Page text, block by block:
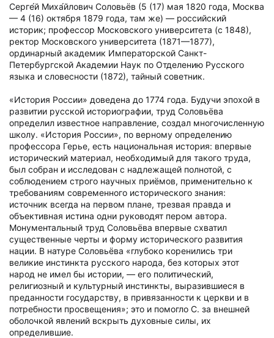
а
н
и
я
Серге́й Миха́йлович Соловьёв (5 (17) мая 1820 года, Москва
— 4 (16) октября 1879 года, там же) — российский
историк; профессор Московского университета (с 1848),
ректор Московского университета (1871—1877),
ординарный академик Императорской Санкт-
Петербургской Академии Наук по Отделению Русского
языка и словесности (1872), тайный советник.
«История России» доведена до 1774 года. Будучи эпохой в
развитии русской историографии, труд Соловьёва
определил известное направление, создал многочисленную
школу. «История России», по верному определению
профессора Герье, есть национальная история: впервые
исторический материал, необходимый для такого труда,
был собран и исследован с надлежащей полнотой, с
соблюдением строго научных приёмов, применительно к
требованиям современного исторического знания:
источник всегда на первом плане, трезвая правда и
объективная истина одни руководят пером автора.
Монументальный труд Соловьёва впервые схватил
существенные черты и форму исторического развития
нации. В натуре Соловьёва «глубоко коренились три
великие инстинкта русского народа, без которых этот
народ не имел бы истории, — его политический,
религиозный и культурный инстинкты, выразившиеся в
преданности государству, в привязанности к церкви и в
потребности просвещения»; это и помогло С. за внешней
оболочкой явлений вскрыть духовные силы, их
определившие.